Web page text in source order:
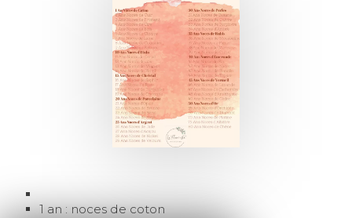
1 an : noces de coton